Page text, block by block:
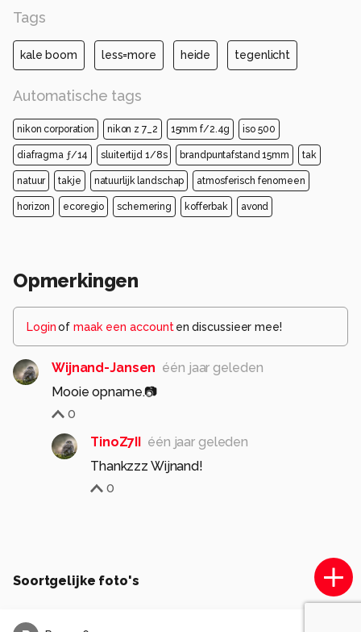
Tags
kale boom less=more heide tegenlicht
Automatische tags
nikon corporation nikon z 7_2 15mm f/2.4g iso 500
diafragma ƒ/14 sluitertijd 1/8s brandpuntafstand 15mm tak
natuur takje natuurlijk landschap atmosferisch fenomeen
horizon ecoregio schemering kofferbak avond
Opmerkingen
Loginof maak een account en discussieer mee!
Wijnand-Jansen één jaar geleden
Mooie opname.📷
0
TinoZ7II
één jaar geleden
0
Soortgelijke foto's